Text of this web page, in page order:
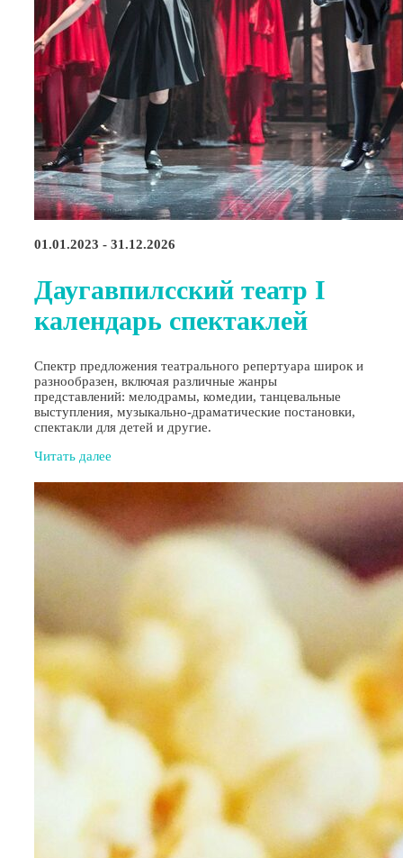
01.01.2023 - 31.12.2026
Даугавпилсский театр I
календарь спектаклей
Спектр предложения театрального репертуара широк и
разнообразен, включая различные жанры
представлений: мелодрамы, комедии, танцевальные
выступления, музыкально-драматические постановки,
спектакли для детей и другие.
Читать далее